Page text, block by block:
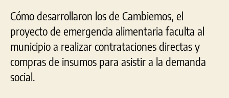
Cómo desarrollaron los de Cambiemos, el
proyecto de emergencia alimentaria faculta al
municipio a realizar contrataciones directas y
compras de insumos para asistir a la demanda
social.